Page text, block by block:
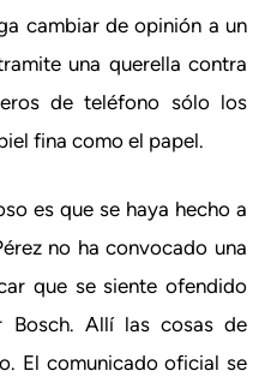
cambiar de opinión a un
una querella contra
de teléfono sólo los
fina como el papel.
es que se haya hecho a
no ha convocado una
que se siente ofendido
Bosch. Allí las cosas de
El comunicado oficial se